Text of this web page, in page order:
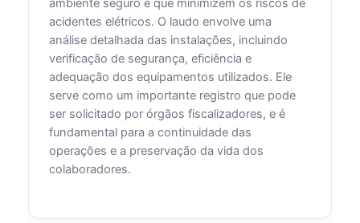
ambiente seguro e que minimizem os riscos de
acidentes elétricos. O laudo envolve uma
análise detalhada das instalações, incluindo
verificação de segurança, eficiência e
adequação dos equipamentos utilizados. Ele
serve como um importante registro que pode
ser solicitado por órgãos fiscalizadores, e é
fundamental para a continuidade das
operações e a preservação da vida dos
colaboradores.